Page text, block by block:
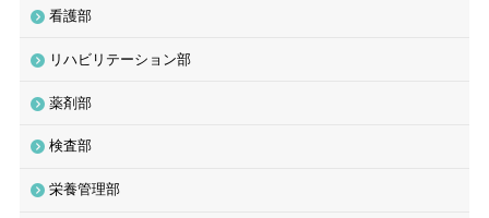
看護部
リハビリテーション部
薬剤部
検査部
栄養管理部